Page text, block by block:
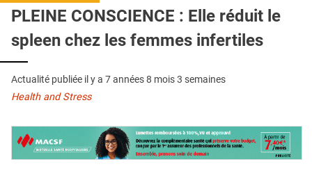
CONTACT
PLEINE CONSCIENCE : Elle réduit le
spleen chez les femmes infertiles
Actualité publiée il y a 7 années 8 mois 3 semaines
Health and Stress